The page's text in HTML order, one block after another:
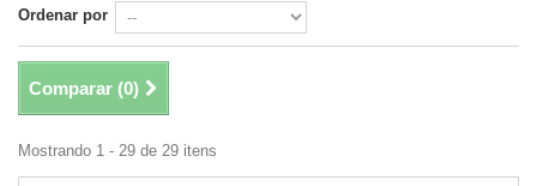
Ordenar por
Comparar (0)
Mostrando 1 - 29 de 29 itens